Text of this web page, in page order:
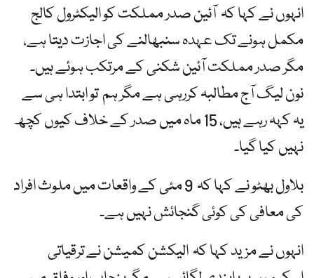
انہوں نے کہا کہ آئین صدر مملکت کو الیکٹرول کالج
مکمل ہونے تک عہدہ سنبھالنے کی اجازت دیتا ہے،
مگر صدر مملکت آئین شکنی کے مرتکب ہوئے ہیں۔
نون لیگ آج مطالبہ کررہی ہے مگر ہم تو ابتدا ہی سے
یہ کہہ رہے ہیں، 15 ماہ میں صدر کے خلاف کیوں کچھ
نہیں کیا گیا۔
بلاول بھٹو نے کہا کہ 9 مئی کے واقعات میں ملوث افراد
کی معافی کی کوئی گنجائش نہیں ہے۔
انہوں نے مزید کہا کہ الیکشن کمیشن نے ترقیاتی